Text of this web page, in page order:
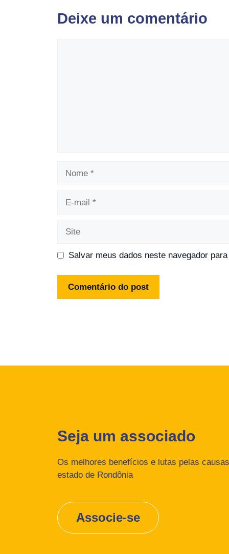
Deixe um comentário
Salvar meus dados neste navegador
Seja um associado
Os melhores benefícios e lutas pelas
estado de Rondônia
Associe-se